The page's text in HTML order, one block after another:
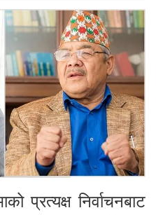
प्रत्यक्ष निर्वाचनबाट